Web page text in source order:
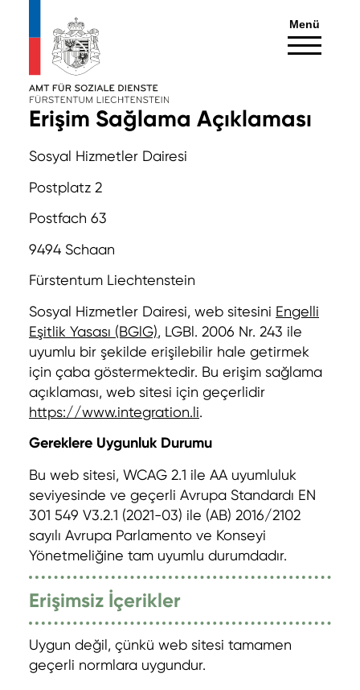
Menü
Erişim Sağlama Açıklaması
Sosyal Hizmetler Dairesi
Postplatz 2
Postfach 63
9494 Schaan
Fürstentum Liechtenstein
Sosyal Hizmetler Dairesi, web sitesini Engelli
Eşitlik Yasası (BGlG), LGBl. 2006 Nr. 243 ile
uyumlu bir şekilde erişilebilir hale getirmek
için çaba göstermektedir. Bu erişim sağlama
açıklaması, web sitesi için geçerlidir
https://www.integration.li.
Gereklere Uygunluk Durumu
Bu web sitesi, WCAG 2.1 ile AA uyumluluk
seviyesinde ve geçerli Avrupa Standardı EN
301 549 V3.2.1 (2021-03) ile (AB) 2016/2102
sayılı Avrupa Parlamento ve Konseyi
Yönetmeliğine tam uyumlu durumdadır.
Erişimsiz İçerikler
Uygun değil, çünkü web sitesi tamamen
geçerli normlara uygundur.